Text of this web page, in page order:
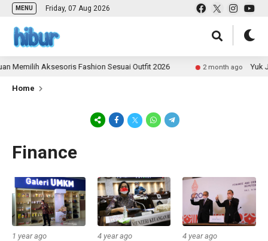
MENU Friday, 07 Aug 2026
Aksesoris Fashion Sesuai Outfit 2026 2 month ago Yuk
Home
Finance
1 year ago 4 year ago 4 year ago